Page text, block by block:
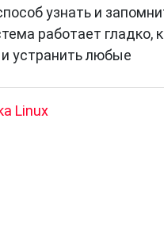
узнать и
работает гладко,
устранить любые
Linux